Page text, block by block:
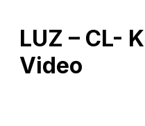
LUZ – CL-
Video